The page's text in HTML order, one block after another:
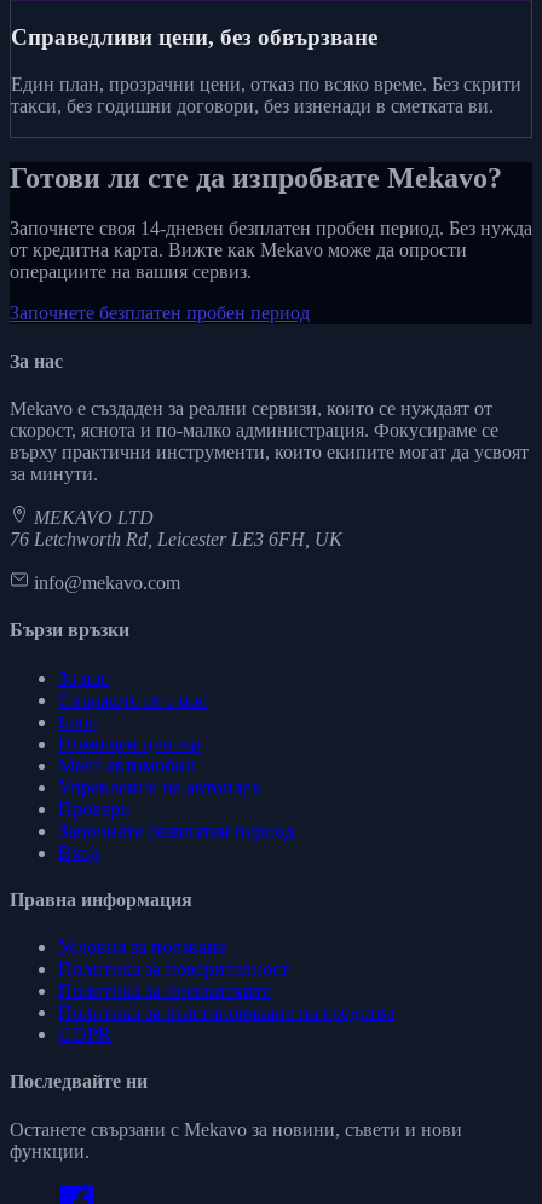
Справедливи цени, без обвързване
Един план, прозрачни цени, отказ по всяко време. Без скрити
такси, без годишни договори, без изненади в сметката ви.
Готови ли сте да изпробвате Mekavo?
Започнете своя 14-дневен безплатен пробен период. Без нужда
от кредитна карта. Вижте как Mekavo може да опрости
операциите на вашия сервиз.
Започнете безплатен пробен период
За нас
Mekavo е създаден за реални сервизи, които се нуждаят от
скорост, яснота и по-малко администрация. Фокусираме се
върху практични инструменти, които екипите могат да усвоят
за минути.
MEKAVO LTD
76 Letchworth Rd, Leicester LE3 6FH, UK
info@mekavo.com
Бързи връзки
За нас
Свържете се с нас
Блог
Помощен център
Моят автомобил
Управление на автопарк
Провери
Започнете безплатен период
Вход
Правна информация
Условия за ползване
Политика за поверителност
Политика за бисквитките
Политика за възстановяване на средства
GDPR
Последвайте ни
Останете свързани с Mekavo за новини, съвети и нови
функции.